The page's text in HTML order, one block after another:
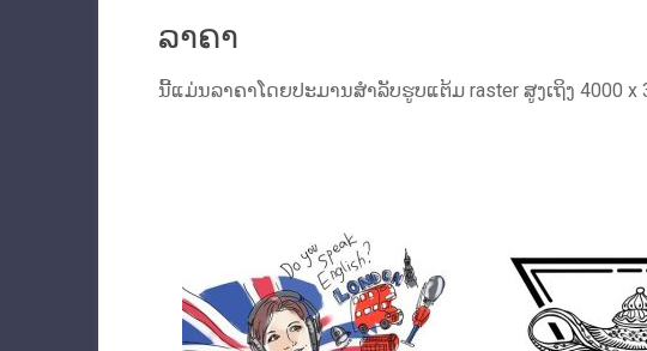
ລາຄາ
ນີ້ແມ່ນລາຄາໂດຍປະມານສໍາລັບຮູບແຕ້ມ raster ສູງເຖິງ 4000